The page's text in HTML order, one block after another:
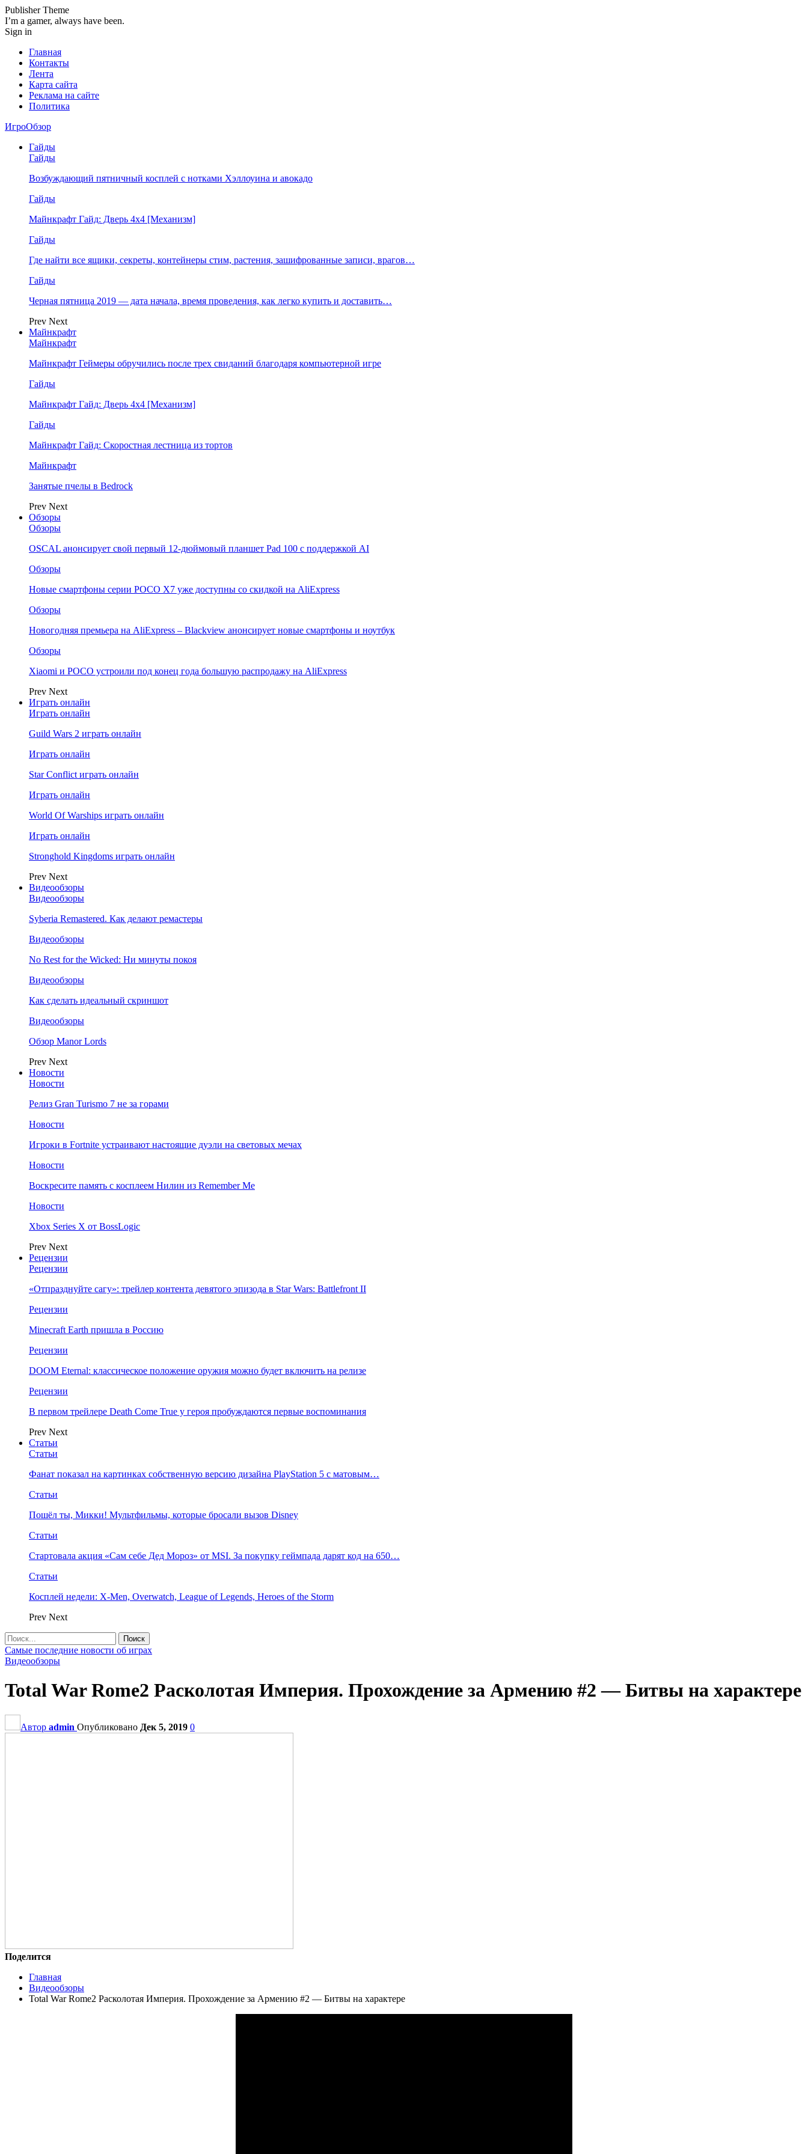
Publisher Theme
I’m a gamer, always have been.
Sign in
Главная
Контакты
Лента
Карта сайта
Реклама на сайте
Политика
ИгроОбзор
Гайды
Гайды
Возбуждающий пятничный косплей с нотками Хэллоуина и авокадо
Гайды
Майнкрафт Гайд: Дверь 4х4 [Механизм]
Гайды
Где найти все ящики, секреты, контейнеры стим, растения, зашифрованные записи, врагов…
Гайды
Черная пятница 2019 — дата начала, время проведения, как легко купить и доставить…
Prev Next
Майнкрафт
Майнкрафт
Майнкрафт Геймеры обручились после трех свиданий благодаря компьютерной игре
Гайды
Майнкрафт Гайд: Дверь 4х4 [Механизм]
Гайды
Майнкрафт Гайд: Скоростная лестница из тортов
Майнкрафт
Занятые пчелы в Bedrock
Prev Next
Обзоры
Обзоры
OSCAL анонсирует свой первый 12-дюймовый планшет Pad 100 с поддержкой AI
Обзоры
Новые смартфоны серии POCO X7 уже доступны со скидкой на AliExpress
Обзоры
Новогодняя премьера на AliExpress – Blackview анонсирует новые смартфоны и ноутбук
Обзоры
Xiaomi и POCO устроили под конец года большую распродажу на AliExpress
Prev Next
Играть онлайн
Играть онлайн
Guild Wars 2 играть онлайн
Играть онлайн
Star Conflict играть онлайн
Играть онлайн
World Of Warships играть онлайн
Играть онлайн
Stronghold Kingdoms играть онлайн
Prev Next
Видеообзоры
Видеообзоры
Syberia Remastered. Как делают ремастеры
Видеообзоры
No Rest for the Wicked: Ни минуты покоя
Видеообзоры
Как сделать идеальный скриншот
Видеообзоры
Обзор Manor Lords
Prev Next
Новости
Новости
Релиз Gran Turismo 7 не за горами
Новости
Игроки в Fortnite устраивают настоящие дуэли на световых мечах
Новости
Воскресите память с косплеем Нилин из Remember Me
Новости
Xbox Series X от BossLogic
Prev Next
Рецензии
Рецензии
«Отпразднуйте сагу»: трейлер контента девятого эпизода в Star Wars: Battlefront II
Рецензии
Minecraft Earth пришла в Россию
Рецензии
DOOM Eternal: классическое положение оружия можно будет включить на релизе
Рецензии
В первом трейлере Death Come True у героя пробуждаются первые воспоминания
Prev Next
Статьи
Статьи
Фанат показал на картинках собственную версию дизайна PlayStation 5 с матовым…
Статьи
Пошёл ты, Микки! Мультфильмы, которые бросали вызов Disney
Статьи
Стартовала акция «Сам себе Дед Мороз» от MSI. За покупку геймпада дарят код на 650…
Статьи
Косплей недели: X-Men, Overwatch, League of Legends, Heroes of the Storm
Prev Next
Самые последние новости об играх
Видеообзоры
Total War Rome2 Расколотая Империя. Прохождение за Армению #2 — Битвы на характере
Автор admin Опубликовано Дек 5, 2019 0
Поделится
Главная
Видеообзоры
Total War Rome2 Расколотая Империя. Прохождение за Армению #2 — Битвы на характере